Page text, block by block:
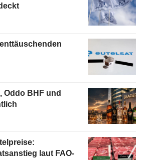
Oddo BHF und
laut FAO-